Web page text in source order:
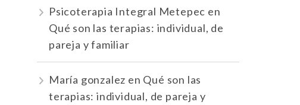
Psicoterapia Integral Metepec en
Qué son las terapias: individual, de
pareja y familiar
María gonzalez en Qué son las
terapias: individual, de pareja y